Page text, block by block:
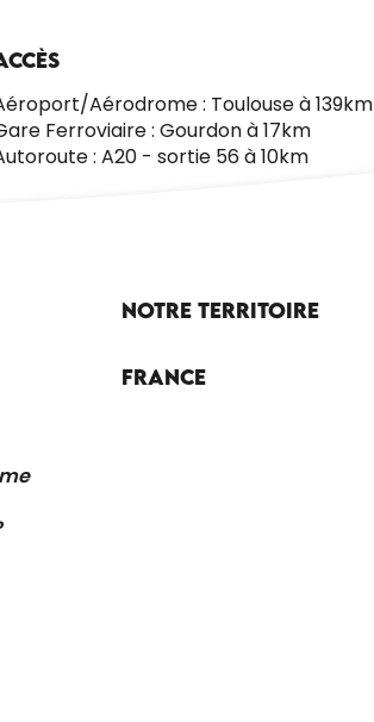
Aérodrome : Toulouse à 139km
Ferroviaire : Gourdon à 17km
: A20 - sortie 56 à 10km
Notre territoire
France